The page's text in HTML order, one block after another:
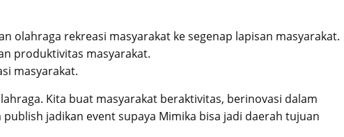
olahraga rekreasi masyarakat ke segenap lapisan masyarakat.
produktivitas masyarakat.
masyarakat.
Kita buat masyarakat beraktivitas, berinovasi dalam
jadikan event supaya Mimika bisa jadi daerah tujuan